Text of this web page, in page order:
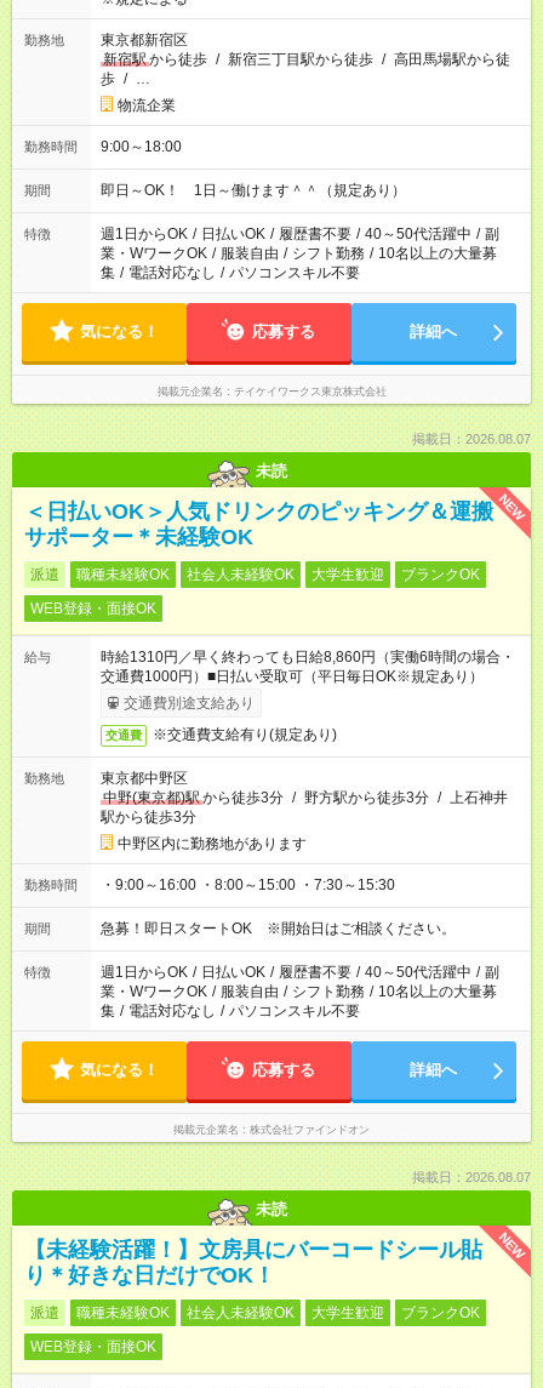
勤務地
東京都新宿区
新宿駅から徒歩 / 新宿三丁目駅から徒歩 / 高田馬場駅から徒
歩 / …
物流企業
勤務時間 9:00～18:00
期間 即日～OK！ 1日～働けます＾＾（規定あり）
特徴 週1日からOK / 日払いOK / 履歴書不要 / 40～50代活躍中 / 副
業・WワークOK / 服装自由 / シフト勤務 / 10名以上の大量募
集 / 電話対応なし / パソコンスキル不要
気になる！ 応募する 詳細へ
掲載元企業名 テイケイワークス東京株式会社
掲載日：2026.08.07
未読
NEW
＜日払いOK＞人気ドリンクのピッキング＆運搬
サポーター＊未経験OK
派遣 職種未経験OK 社会人未経験OK 大学生歓迎
ブランクOK
WEB登録・面接OK
給与
時給1310円／早く終わっても日給8,860円（実働6時間の場合・
交通費1000円）■日払い受取可（平日毎日OK※規定あり）
交通費別途支給あり
交通費 ※交通費支給有り(規定あり)
勤務地
東京都中野区
中野(東京都)駅から徒歩3分 / 野方駅から徒歩3分 / 上石神井
駅から徒歩3分
中野区内に勤務地があります
勤務時間 ・9:00～16:00 ・8:00～15:00 ・7:30～15:30
期間 急募！即日スタートOK ※開始日はご相談ください。
特徴 週1日からOK / 日払いOK / 履歴書不要 / 40～50代活躍中 / 副
業・WワークOK / 服装自由 / シフト勤務 / 10名以上の大量募
集 / 電話対応なし / パソコンスキル不要
気になる！ 応募する 詳細へ
掲載元企業名 株式会社ファインドオン
掲載日：2026.08.07
未読
NEW
【未経験活躍！】文房具にバーコードシール貼
り＊好きな日だけでOK！
派遣 職種未経験OK 社会人未経験OK 大学生歓迎
ブランクOK
WEB登録・面接OK